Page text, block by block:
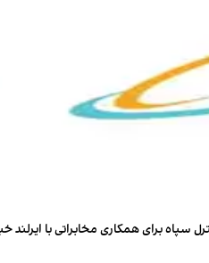
برای همکاری مخابراتی با ایرلند